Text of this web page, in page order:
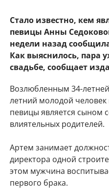
Стало известно, кем
певицы Анны
недели назад
Как выяснилось, пара
свадьбе, сообщает
Возлюбленным 34-
летний молодой
певицы является сыном
влиятельных родителей.
Артем занимает
директора одной
этом мужчина
первого брака.